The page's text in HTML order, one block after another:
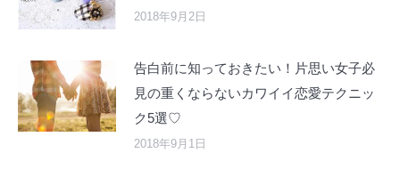
2018年9月2日
告白前に知っておきたい！片思い女子必
見の重くならないカワイイ恋愛テクニッ
ク5選♡
2018年9月1日